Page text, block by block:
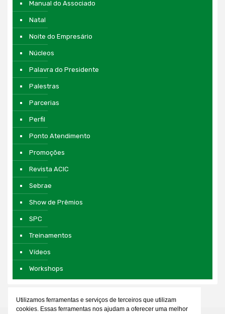
Manual do Associado
Natal
Noite do Empresário
Núcleos
Palavra do Presidente
Palestras
Parcerias
Perfil
Ponto Atendimento
Promoções
Revista ACIC
Sebrae
Show de Prêmios
SPC
Treinamentos
Vídeos
Workshops
Utilizamos ferramentas e serviços de terceiros que utilizam
cookies. Essas ferramentas nos ajudam a oferecer uma melhor